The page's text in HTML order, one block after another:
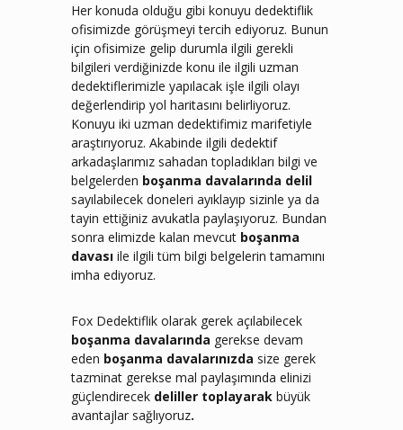
Her konuda olduğu gibi konuyu dedektiflik
ofisimizde görüşmeyi tercih ediyoruz. Bunun
için ofisimize gelip durumla ilgili gerekli
bilgileri verdiğinizde konu ile ilgili uzman
dedektiflerimizle yapılacak işle ilgili olayı
değerlendirip yol haritasını belirliyoruz.
Konuyu iki uzman dedektifimiz marifetiyle
araştırıyoruz. Akabinde ilgili dedektif
arkadaşlarımız sahadan topladıkları bilgi ve
belgelerden boşanma davalarında delil
sayılabilecek doneleri ayıklayıp sizinle ya da
tayin ettiğiniz avukatla paylaşıyoruz. Bundan
sonra elimizde kalan mevcut boşanma
davası ile ilgili tüm bilgi belgelerin tamamını
imha ediyoruz.
Fox Dedektiflik olarak gerek açılabilecek
boşanma davalarında gerekse devam
eden boşanma davalarınızda size gerek
tazminat gerekse mal paylaşımında elinizi
güçlendirecek deliller toplayarak büyük
avantajlar sağlıyoruz.